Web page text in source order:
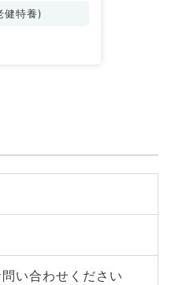
内分泌・代謝内
膠原病科
健特養)
い合わせください